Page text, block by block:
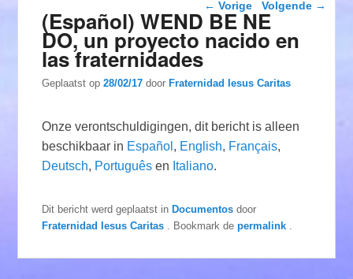
← Vorige Volgende →
(Español) WEND BE NE
DO, un proyecto nacido en
las fraternidades
Geplaatst op28/02/17 doorFraternidad Iesus Caritas
Onze verontschuldigingen, dit bericht is alleen
beschikbaar in Español , English, Français,
Deutsch, Português en Italiano.
Dit bericht werd geplaatst inDocumentos door
Fraternidad Iesus Caritas
. Bookmark depermalink